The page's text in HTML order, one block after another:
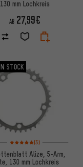
130 mm Lochkreis
AB 27,99€
Bewertungen
STOCK
Bewertungen: 5 von 5
(3)
Alize, 5-Arm,
130 mm Lochkreis